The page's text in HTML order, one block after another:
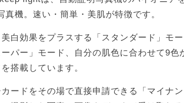
機。速い・簡単・美肌が特徴です。
白効果をプラスする「スタンダード」モー
パー」モード、自分の肌色に合わせて9色
搭載しています。
ードをその場で直接申請できる「マイナン